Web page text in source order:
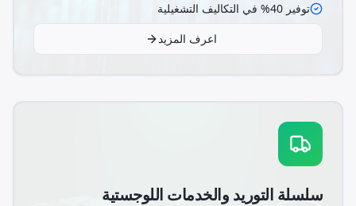
توفير 40% في التكاليف التشغيلية
اعرف المزيد
سلسلة التوريد والخدمات اللوجستية